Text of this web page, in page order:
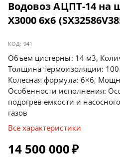
Водовоз АЦПТ-14 на
X3000 6х6
КОД: 941
Объем цистерны: 14 м3,
Толщина термоизоляции:
Колесная формула: 6×6,
Особенности исполнения:
подогрев емкости и
газов
Все характеристики
14 500 000₽